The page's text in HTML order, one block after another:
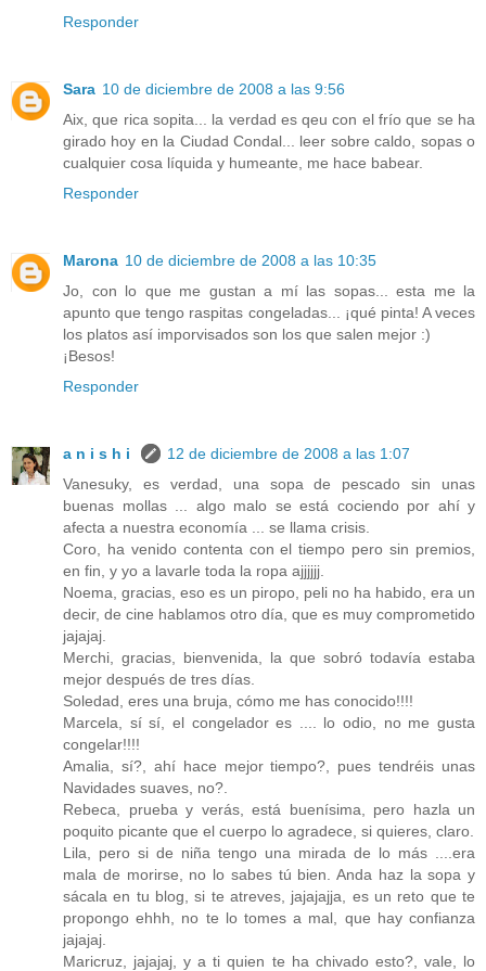
Responder
Sara 10 de diciembre de 2008 a las 9:56
Aix, que rica sopita... la verdad es qeu con el frío que se ha
girado hoy en la Ciudad Condal... leer sobre caldo, sopas o
cualquier cosa líquida y humeante, me hace babear.
Responder
Marona 10 de diciembre de 2008 a las 10:35
Jo, con lo que me gustan a mí las sopas... esta me la
apunto que tengo raspitas congeladas... ¡qué pinta! A veces
los platos así imporvisados son los que salen mejor :)
¡Besos!
Responder
a n i s h i
12 de diciembre de 2008 a las 1:07
Vanesuky, es verdad, una sopa de pescado sin unas
buenas mollas ... algo malo se está cociendo por ahí y
afecta a nuestra economía ... se llama crisis.
Coro, ha venido contenta con el tiempo pero sin premios,
en fin, y yo a lavarle toda la ropa ajjjjjj.
Noema, gracias, eso es un piropo, peli no ha habido, era un
decir, de cine hablamos otro día, que es muy comprometido
jajajaj.
Merchi, gracias, bienvenida, la que sobró todavía estaba
mejor después de tres días.
Soledad, eres una bruja, cómo me has conocido!!!!
Marcela, sí sí, el congelador es .... lo odio, no me gusta
congelar!!!!
Amalia, sí?, ahí hace mejor tiempo?, pues tendréis unas
Navidades suaves, no?.
Rebeca, prueba y verás, está buenísima, pero hazla un
poquito picante que el cuerpo lo agradece, si quieres, claro.
Lila, pero si de niña tengo una mirada de lo más ....era
mala de morirse, no lo sabes tú bien. Anda haz la sopa y
sácala en tu blog, si te atreves, jajajajja, es un reto que te
propongo ehhh, no te lo tomes a mal, que hay confianza
jajajaj.
Maricruz, jajajaj, y a ti quien te ha chivado esto?, vale, lo